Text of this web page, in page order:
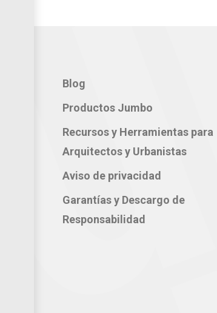
Blog
Productos Jumbo
Recursos y Herramientas para
Arquitectos y Urbanistas
Aviso de privacidad
Garantías y Descargo de
Responsabilidad